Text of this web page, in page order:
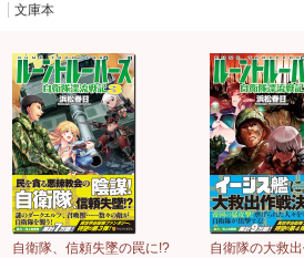
文庫本
自衛隊、信頼失墜の罠に!? 自衛隊の大救